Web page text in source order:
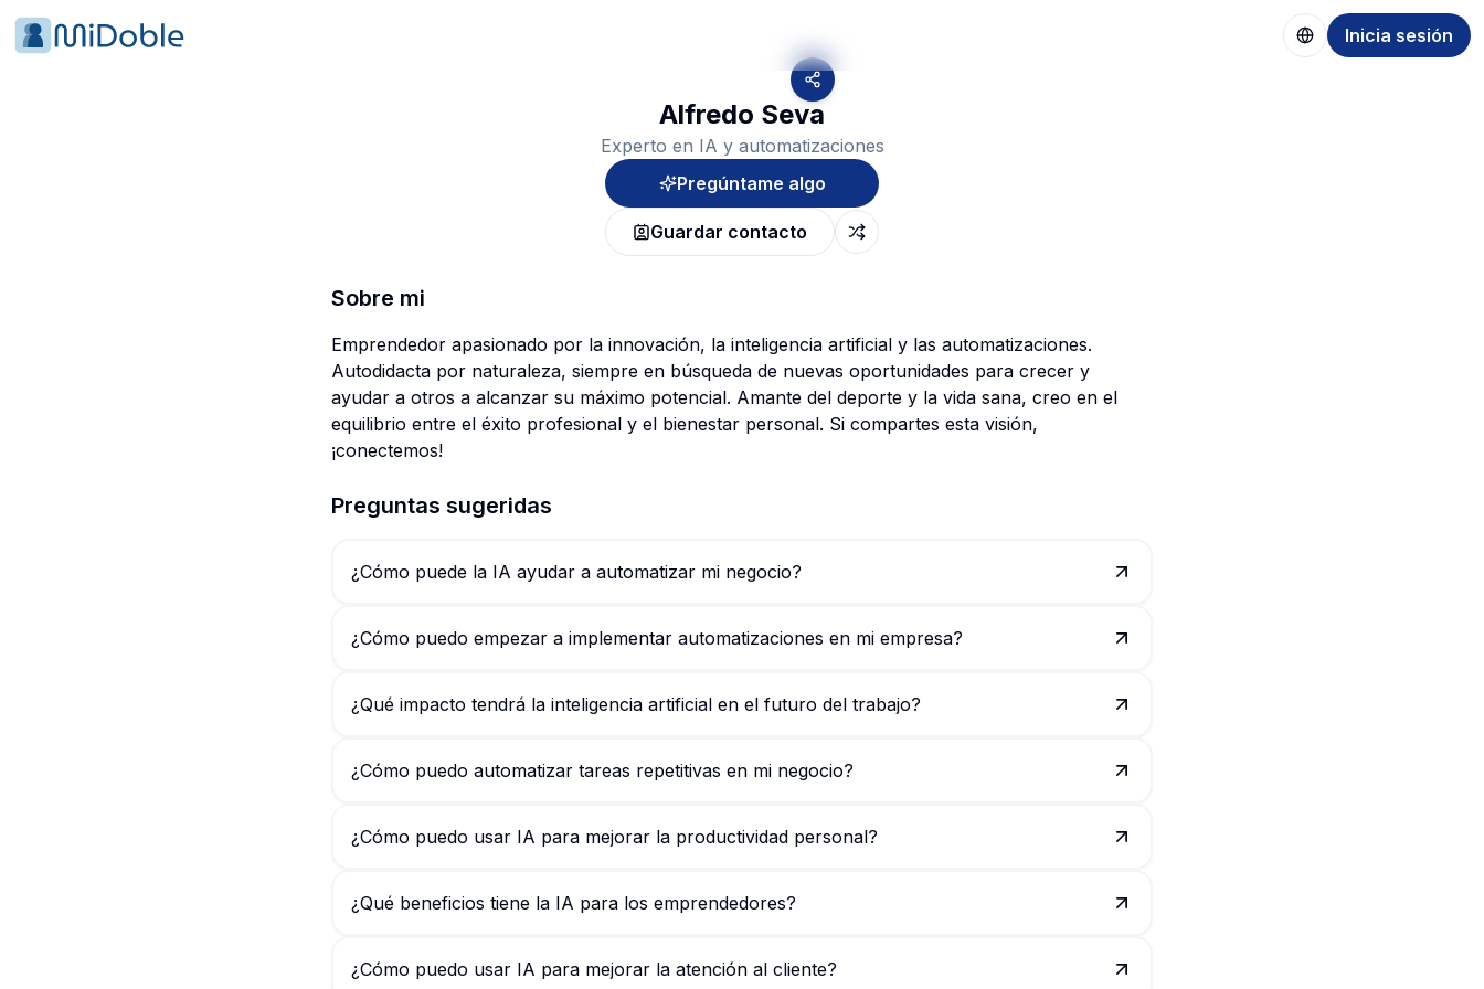
Inicia sesión
Alfredo Seva
Experto en IA y automatizaciones
Pregúntame algo
Guardar contacto
Sobre mi
Emprendedor apasionado por la innovación, la inteligencia artificial y las automatizaciones.
Autodidacta por naturaleza, siempre en búsqueda de nuevas oportunidades para crecer y
ayudar a otros a alcanzar su máximo potencial. Amante del deporte y la vida sana, creo en el
equilibrio entre el éxito profesional y el bienestar personal. Si compartes esta visión,
¡conectemos!
Preguntas sugeridas
¿Cómo puede la IA ayudar a automatizar mi negocio?
¿Cómo puedo empezar a implementar automatizaciones en mi empresa?
¿Qué impacto tendrá la inteligencia artificial en el futuro del trabajo?
¿Cómo puedo automatizar tareas repetitivas en mi negocio?
¿Cómo puedo usar IA para mejorar la productividad personal?
¿Qué beneficios tiene la IA para los emprendedores?
¿Cómo puedo usar IA para mejorar la atención al cliente?